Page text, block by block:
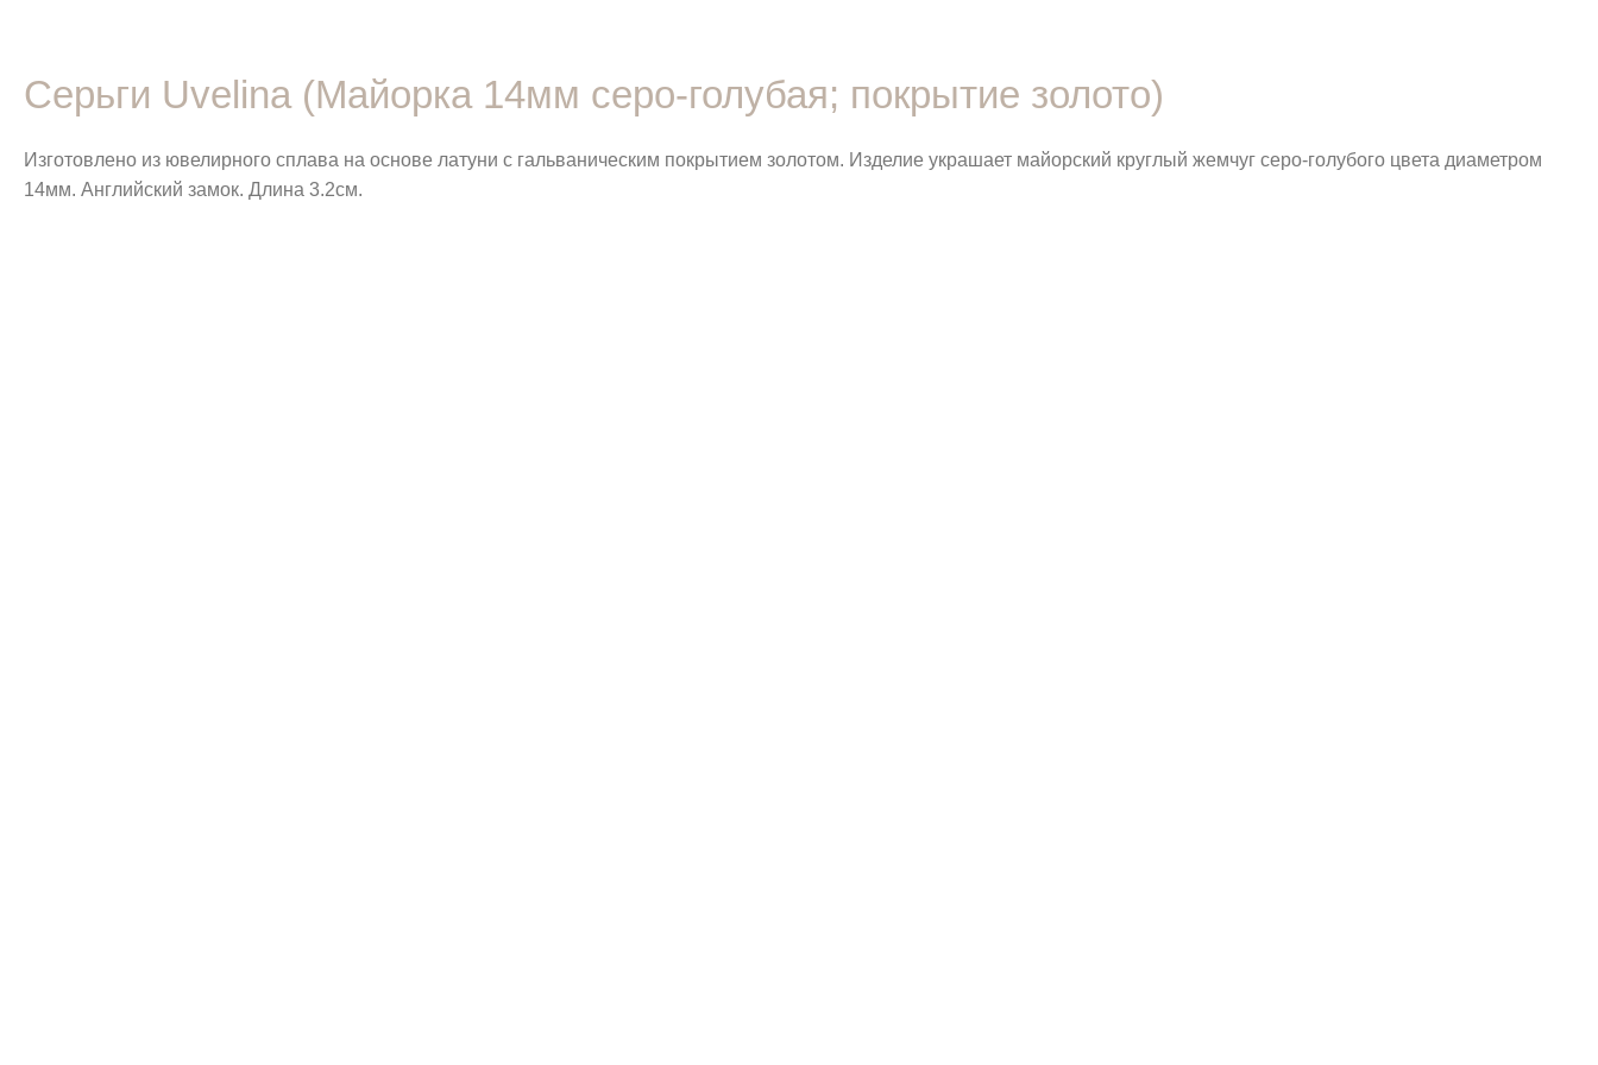
Серьги Uvelina (Майорка 14мм серо-голубая; покрытие золото)
Изготовлено из ювелирного сплава на основе латуни с гальваническим покрытием золотом. Изделие украшает майорский круглый жемчуг серо-голубого цвета диаметром
14мм. Английский замок. Длина 3.2см.